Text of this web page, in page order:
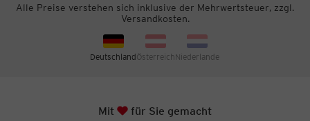
Alle Preise verstehen sich inklusive der Mehrwertsteuer, zzgl.
Versandkosten.
DeutschlandÖsterreichNiederlande
Mit Herzfür Sie gemacht